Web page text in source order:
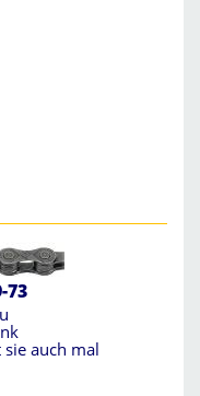
73
auch mal